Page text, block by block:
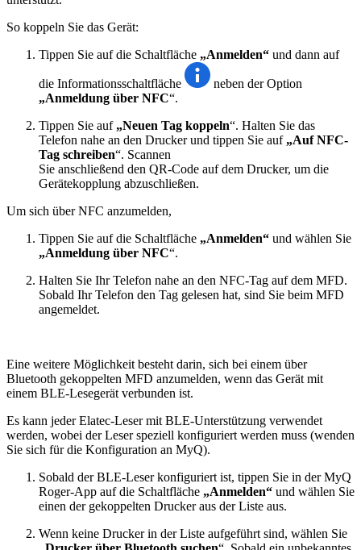
So koppeln Sie das Gerät:
Tippen Sie auf die Schaltfläche „Anmelden“ und dann auf
die Informationsschaltfläche
neben der Option
„Anmeldung über NFC“.
Tippen Sie auf „Neuen Tag koppeln“. Halten Sie das
Telefon nahe an den Drucker und tippen Sie auf „Auf NFC-
Tag schreiben“. Scannen
Sie anschließend den QR-Code auf dem Drucker, um die
Gerätekopplung abzuschließen.
Um sich über NFC anzumelden,
Tippen Sie auf die Schaltfläche „Anmelden“ und wählen Sie
„Anmeldung über NFC“.
Halten Sie Ihr Telefon nahe an den NFC-Tag auf dem MFD.
Sobald Ihr Telefon den Tag gelesen hat, sind Sie beim MFD
angemeldet.
Eine weitere Möglichkeit besteht darin, sich bei einem über
Bluetooth gekoppelten MFD anzumelden, wenn das Gerät mit
einem BLE-Lesegerät verbunden ist.
Es kann jeder Elatec-Leser mit BLE-Unterstützung verwendet
werden, wobei der Leser speziell konfiguriert werden muss (wenden
Sie sich für die Konfiguration an MyQ).
Sobald der BLE-Leser konfiguriert ist, tippen Sie in der MyQ
Roger-App auf die Schaltfläche „Anmelden“ und wählen Sie
einen der gekoppelten Drucker aus der Liste aus.
Wenn keine Drucker in der Liste aufgeführt sind, wählen Sie